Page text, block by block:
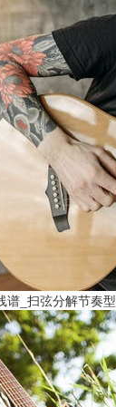
谱_扫弦分解节奏型